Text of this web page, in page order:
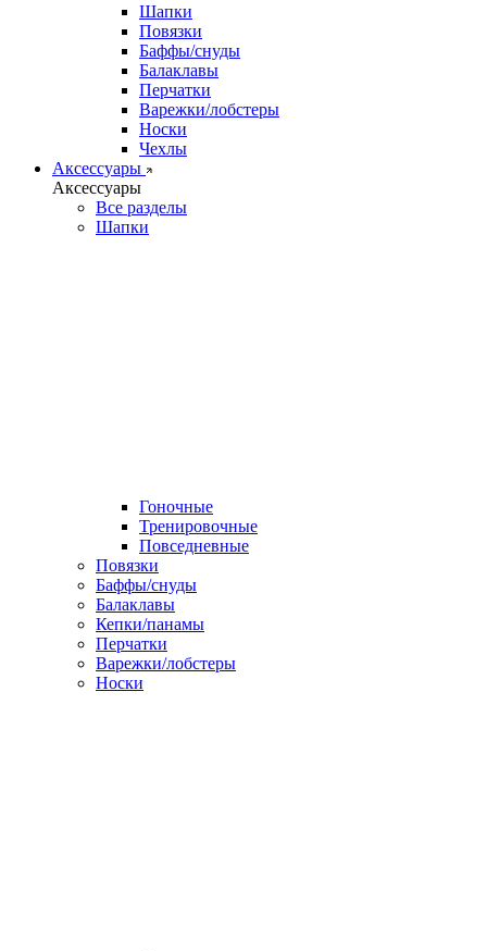
Шапки
Повязки
Баффы/снуды
Балаклавы
Перчатки
Варежки/лобстеры
Носки
Чехлы
Аксессуары
Аксессуары
Все разделы
Шапки
Гоночные
Тренировочные
Повседневные
Повязки
Баффы/снуды
Балаклавы
Кепки/панамы
Перчатки
Варежки/лобстеры
Носки